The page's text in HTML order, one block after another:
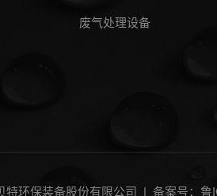
废气处理设备
特环保装备股份有限公司 | 备案号：鲁